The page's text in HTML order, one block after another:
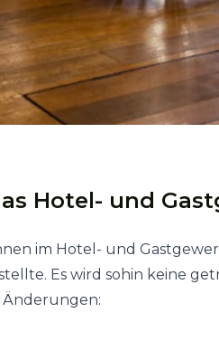
Hotel- und
im Hotel- und
Es wird sohin keine
Änderungen: